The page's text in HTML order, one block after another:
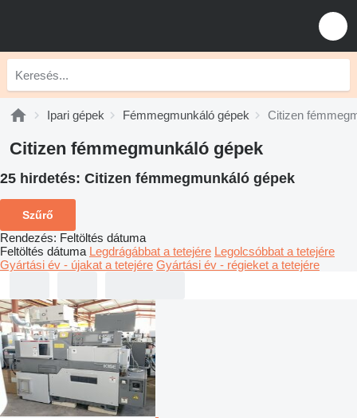
Ipari gépek Fémmegmunkáló gépek Citizen
Citizen fémmegmunkáló gépek
25 hirdetés: Citizen fémmegmunkáló gépek
Szűrő
Rendezés: Feltöltés dátuma
Feltöltés dátuma Legdrágábbat a tetejére Legolcsóbbat a tetejére
Gyártási év - újakat a tetejére Gyártási év - régieket a tetejére